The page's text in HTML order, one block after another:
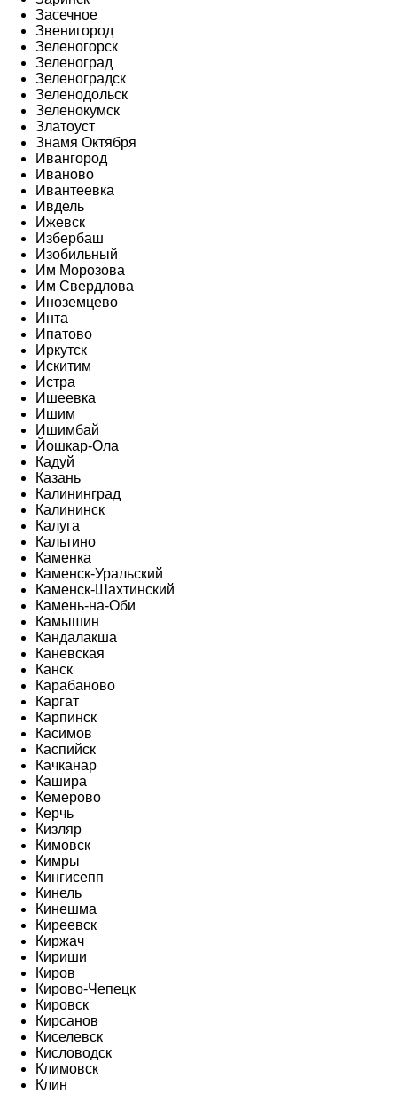
Засечное
Звенигород
Зеленогорск
Зеленоград
Зеленоградск
Зеленодольск
Зеленокумск
Златоуст
Знамя Октября
Ивангород
Иваново
Ивантеевка
Ивдель
Ижевск
Избербаш
Изобильный
Им Морозова
Им Свердлова
Иноземцево
Инта
Ипатово
Иркутск
Искитим
Истра
Ишеевка
Ишим
Ишимбай
Йошкар-Ола
Кадуй
Казань
Калининград
Калининск
Калуга
Кальтино
Каменка
Каменск-Уральский
Каменск-Шахтинский
Камень-на-Оби
Камышин
Кандалакша
Каневская
Канск
Карабаново
Каргат
Карпинск
Касимов
Каспийск
Качканар
Кашира
Кемерово
Керчь
Кизляр
Кимовск
Кимры
Кингисепп
Кинель
Кинешма
Киреевск
Киржач
Кириши
Киров
Кирово-Чепецк
Кировск
Кирсанов
Киселевск
Кисловодск
Климовск
Клин